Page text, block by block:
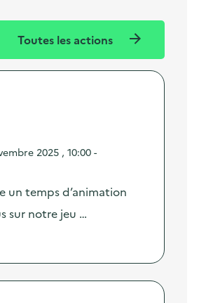
Toutes les actions
2025 , 10:00 -
un temps d’animation
sur notre jeu …